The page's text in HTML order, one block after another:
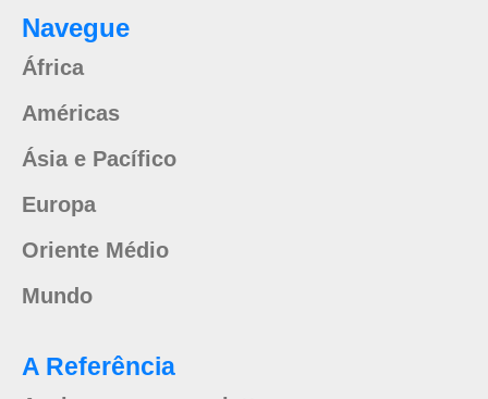
Navegue
África
Américas
Ásia e Pacífico
Europa
Oriente Médio
Mundo
A Referência